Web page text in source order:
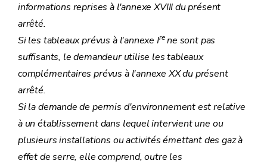
informations reprises à l'annexe XVIII du présent
arrêté.
Si les tableaux prévus à l'annexe Irene sont pas
suffisants, le demandeur utilise les tableaux
complémentaires prévus à l'annexe XX du présent
arrêté.
Si la demande de permis d'environnement est relative
à un établissement dans lequel intervient une ou
plusieurs installations ou activités émettant des gaz à
effet de serre, elle comprend, outre les